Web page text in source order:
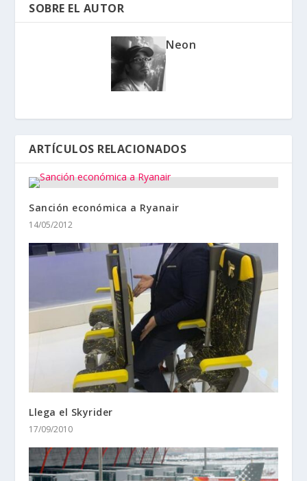
SOBRE EL AUTOR
Neon
ARTÍCULOS RELACIONADOS
Sanción económica a Ryanair
14/05/2012
Llega el Skyrider
17/09/2010